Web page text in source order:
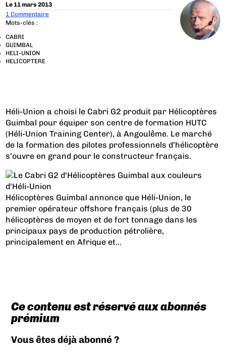
Le 11 mars 2013
1 Commentaire
Mots-clés :
CABRI
GUIMBAL
HELI-UNION
HELICOPTERE
Héli-Union a choisi le Cabri G2 produit par Hélicoptères
Guimbal pour équiper son centre de formation HUTC
(Héli-Union Training Center), à Angoulême. Le marché
de la formation des pilotes professionnels d’hélicoptère
s’ouvre en grand pour le constructeur français.
Hélicoptères Guimbal annonce que Héli-Union, le
premier opérateur offshore français (plus de 30
hélicoptères de moyen et de fort tonnage dans les
principaux pays de production pétrolière,
principalement en Afrique et...
Ce contenu est réservé aux abonnés
prémium
Vous êtes déjà abonné ?